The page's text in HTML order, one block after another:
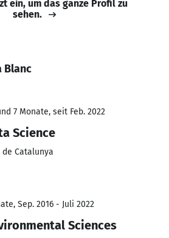
ein, um das ganze Profil zu
sehen.
Blanc
7 Monate, seit Feb. 2022
Science
Catalunya
Sep. 2016 - Juli 2022
Sciences